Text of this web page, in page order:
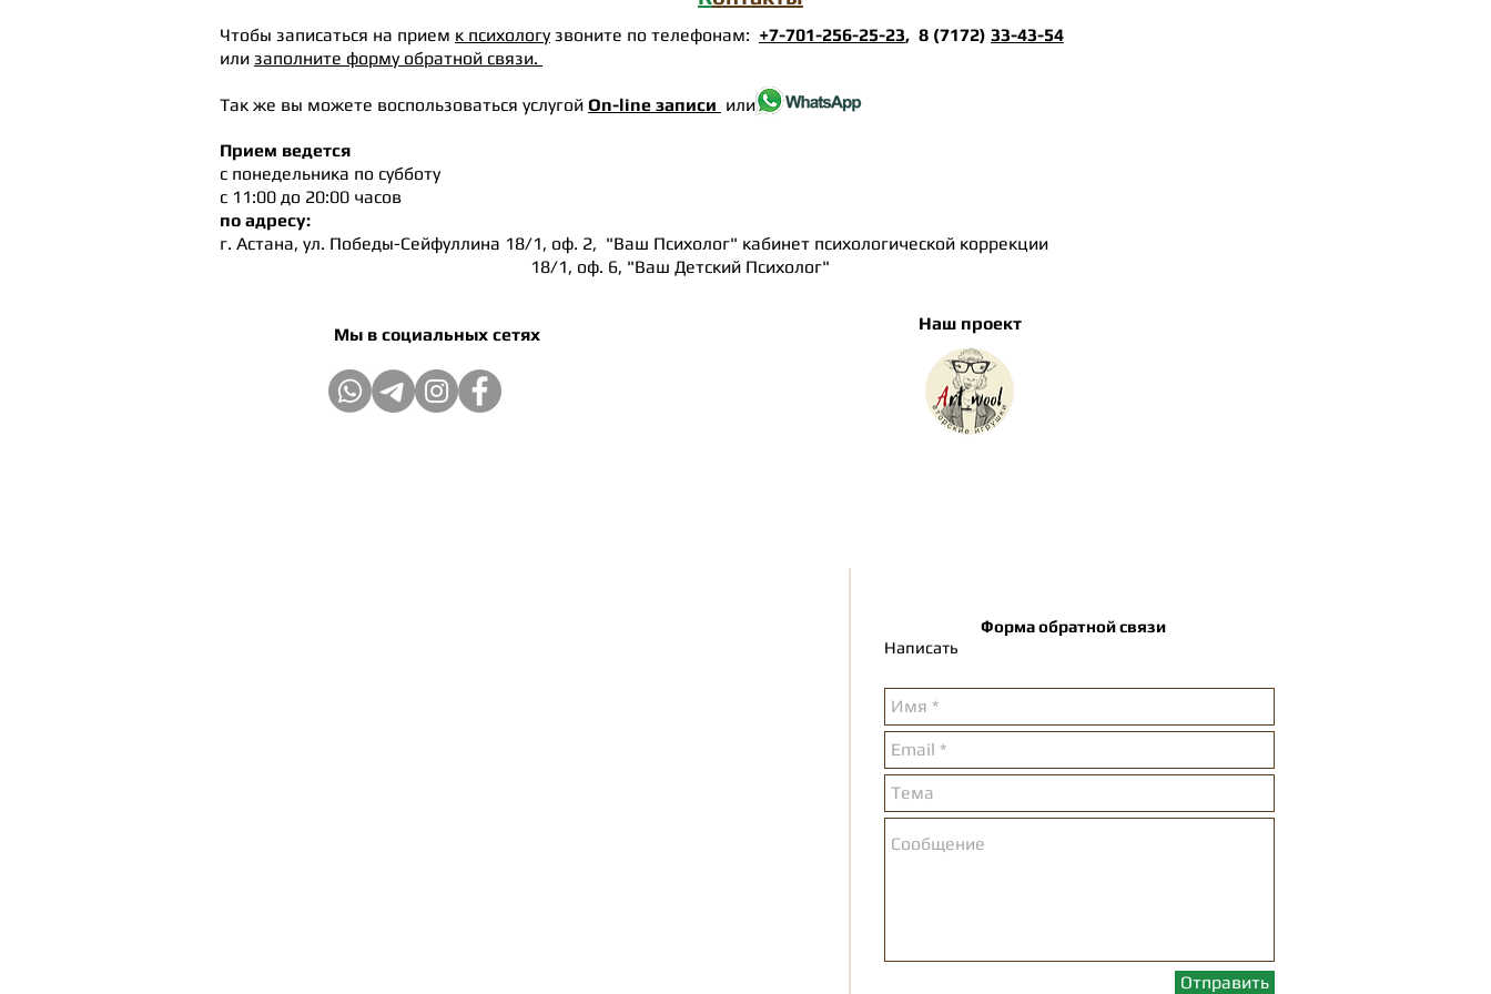
Чтобы записаться на прием к психологузвоните по телефонам: +7-701-256-25-23, 8 (7172) 33-43-54
или заполните форму обратной связи.
Так же вы можете воспользоваться услугой On-line записи или
Прием ведется
с понедельника по субботу
с 11:00 до 20:00 часов
по адресу:
г. Астана, ул. Победы-Сейфуллина 18/1, оф. 2, "Ваш Психолог" кабинет психологической коррекции
18/1, оф. 6, "Ваш Детский Психолог"
Мы в социальных сетях
Наш проект
Форма обратной связи
Написать
Отправить